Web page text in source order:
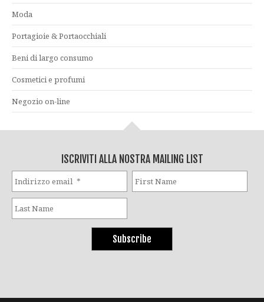
Moda
Portagioie & Portaocchiali
Beni di largo consumo
Cosmetici e profumi
Negozio on-line
ISCRIVITI ALLA NOSTRA MAILING LIST